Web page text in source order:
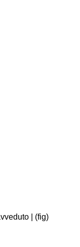
| (fig)